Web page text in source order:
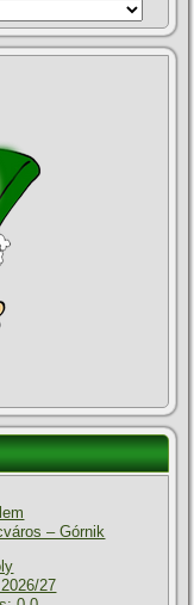
– Górnik
27